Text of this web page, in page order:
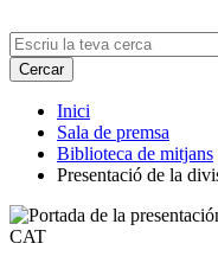
Inici
Sala de premsa
Biblioteca de mitjans
Presentació de la